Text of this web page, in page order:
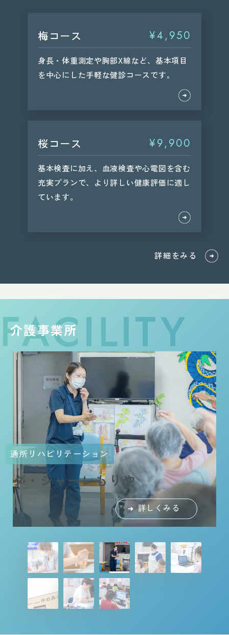
梅コース ¥4,950
身長・体重測定や胸部X線など、基本項目
を中心にした手軽な健診コースです。
桜コース ¥9,900
基本検査に加え、血液検査や心電図を含む
充実プランで、より詳しい健康評価に適し
ています。
詳細をみる
守谷市南部地域包括支援センタ
ー
詳しくみる
介護老人保健施設
ダ・ジャーレもりや
詳しくみる
居宅介護支援事業所
ピイ・ディ・ジェイ伊奈
詳しくみる
通所リハビリテーション
ダ・ジャーレもりや
詳しくみる
指定通所介護事業所
ピイ・ディ・ジェイ伊奈
詳しくみる
指定訪問介護事業所
コスモス
詳しくみる
サービス付き高齢者向け住宅
ゆめみの
詳しくみる
指定居宅介護支援事業所
サンタ
詳しくみる
守谷市南部地域包括支援センタ
ー
詳しくみる
介護老人保健施設
ダ・ジャーレもりや
詳しくみる
介護事業所
FACILITY